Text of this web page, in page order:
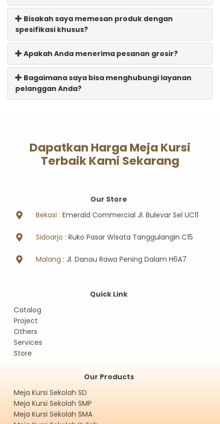
Bisakah saya memesan produk dengan
spesifikasi khusus?
Apakah Anda menerima pesanan grosir?
Bagaimana saya bisa menghubungi layanan
pelanggan Anda?
Dapatkan Harga Meja Kursi
Terbaik Kami Sekarang
Our Store
Bekasi : Emerald Commercial Jl. Bulevar Sel UC11
Sidoarjo : Ruko Pasar Wisata Tanggulangin C15
Malang : Jl. Danau Rawa Pening Dalam H6A7
Quick Link
Catalog
Project
Others
Services
Store
Our Products
Meja Kursi Sekolah SD
Meja Kursi Sekolah SMP
Meja Kursi Sekolah SMA